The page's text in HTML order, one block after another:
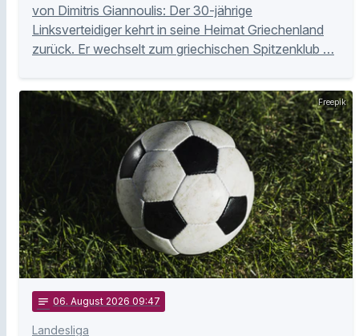
von Dimitris Giannoulis: Der 30-jährige
Linksverteidiger kehrt in seine Heimat Griechenland
zurück. Er wechselt zum griechischen Spitzenklub …
Freepik
notes 06. August 2026 09:47
Landesliga